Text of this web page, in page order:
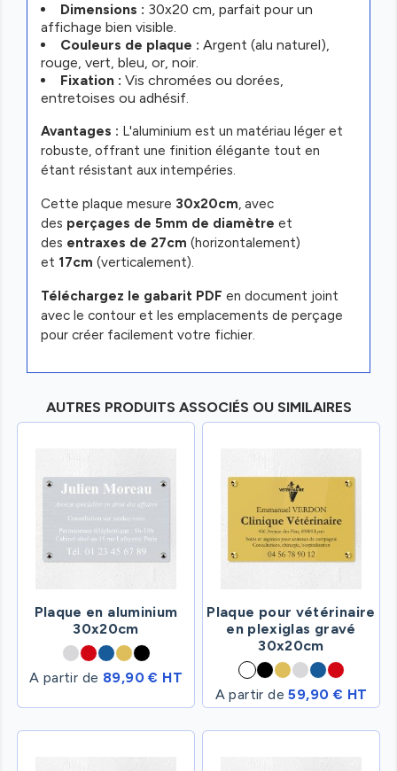
Dimensions : 30x20 cm, parfait pour un
affichage bien visible.
Couleurs de plaque : Argent (alu naturel),
rouge, vert, bleu, or, noir.
Fixation : Vis chromées ou dorées,
entretoises ou adhésif.
Avantages : L'aluminium est un matériau léger et
robuste, offrant une finition élégante tout en
étant résistant aux intempéries.
Cette plaque mesure 30x20cm, avec
des perçages de 5mm de diamètre et
des entraxes de 27cm (horizontalement)
et 17cm (verticalement).
Téléchargez le gabarit PDF en document joint
avec le contour et les emplacements de perçage
pour créer facilement votre fichier.
AUTRES PRODUITS ASSOCIÉS OU SIMILAIRES
Plaque en aluminium
30x20cm
A partir de 89,90 € HT
Plaque pour vétérinaire
en plexiglas gravé
30x20cm
A partir de59,90 € HT